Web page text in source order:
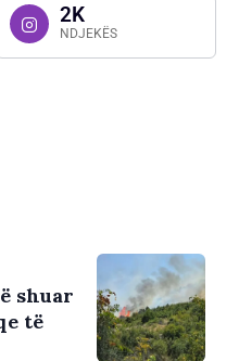
2K
NDJEKËS
shuar
të